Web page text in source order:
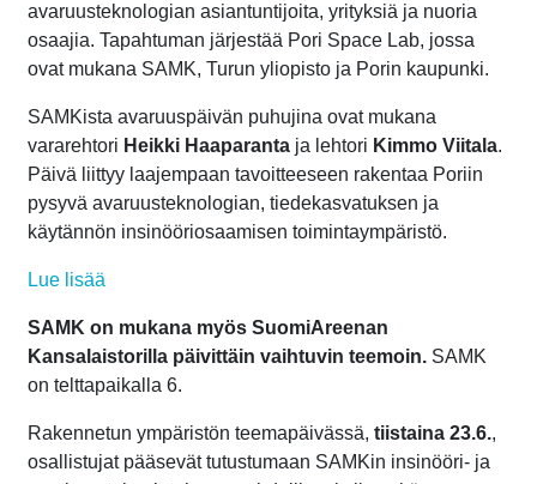
avaruusteknologian asiantuntijoita, yrityksiä ja nuoria
osaajia. Tapahtuman järjestää Pori Space Lab, jossa
ovat mukana SAMK, Turun yliopisto ja Porin kaupunki.
SAMKista avaruuspäivän puhujina ovat mukana
vararehtori Heikki Haaparanta ja lehtori Kimmo Viitala.
Päivä liittyy laajempaan tavoitteeseen rakentaa Poriin
pysyvä avaruusteknologian, tiedekasvatuksen ja
käytännön insinööriosaamisen toimintaympäristö.
Lue lisää
SAMK on mukana myös SuomiAreenan
Kansalaistorilla päivittäin vaihtuvin teemoin. SAMK
on telttapaikalla 6.
Rakennetun ympäristön teemapäivässä, tiistaina 23.6.,
osallistujat pääsevät tutustumaan SAMKin insinööri- ja